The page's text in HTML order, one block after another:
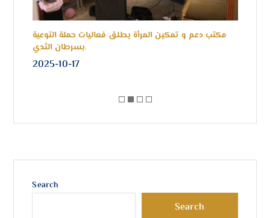
مكتب دعم و تمكين المرأة يطلق فعاليات حملة التوعية
بسرطان الثدي.
2025-10-17
Search
Search